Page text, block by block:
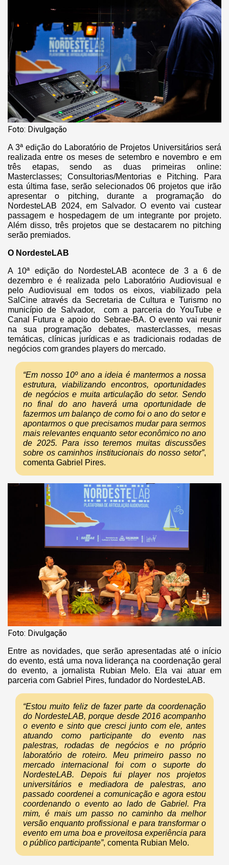
Foto: Divulgação
A 3ª edição do Laboratório de Projetos Universitários será
realizada entre os meses de setembro e novembro e em
três etapas, sendo as duas primeiras online:
Masterclasses; Consultorias/Mentorias e Pitching. Para
esta última fase, serão selecionados 06 projetos que irão
apresentar o pitching, durante a programação do
NordesteLAB 2024, em Salvador. O evento vai custear
passagem e hospedagem de um integrante por projeto.
Além disso, três projetos que se destacarem no pitching
serão premiados.
O NordesteLAB
A 10ª edição do NordesteLAB acontece de 3 a 6 de
dezembro e é realizada pelo Laboratório Audiovisual e
pelo Audiovisual em todos os eixos, viabilizado pela
SalCine através da Secretaria de Cultura e Turismo no
município de Salvador, com a parceria do YouTube e
Canal Futura e apoio do Sebrae-BA. O evento vai reunir
na sua programação debates, masterclasses, mesas
temáticas, clínicas jurídicas e as tradicionais rodadas de
negócios com grandes players do mercado.
“Em nosso 10º ano a ideia é mantermos a nossa
estrutura, viabilizando encontros, oportunidades
de negócios e muita articulação do setor. Sendo
no final do ano haverá uma oportunidade de
fazermos um balanço de como foi o ano do setor e
apontarmos o que precisamos mudar para sermos
mais relevantes enquanto setor econômico no ano
de 2025. Para isso teremos muitas discussões
sobre os caminhos institucionais do nosso setor”,
comenta Gabriel Pires.
Foto: Divulgação
Entre as novidades, que serão apresentadas até o início
do evento, está uma nova liderança na coordenação geral
do evento, a jornalista Rubian Melo. Ela vai atuar em
parceria com Gabriel Pires, fundador do NordesteLAB.
“Estou muito feliz de fazer parte da coordenação
do NordesteLAB, porque desde 2016 acompanho
o evento e sinto que cresci junto com ele, antes
atuando como participante do evento nas
palestras, rodadas de negócios e no próprio
laboratório de roteiro. Meu primeiro passo no
mercado internacional foi com o suporte do
NordesteLAB. Depois fui player nos projetos
universitários e mediadora de palestras, ano
passado coordenei a comunicação e agora estou
coordenando o evento ao lado de Gabriel. Pra
mim, é mais um passo no caminho da melhor
versão enquanto profissional e para transformar o
evento em uma boa e proveitosa experiência para
o público participante”, comenta Rubian Melo.